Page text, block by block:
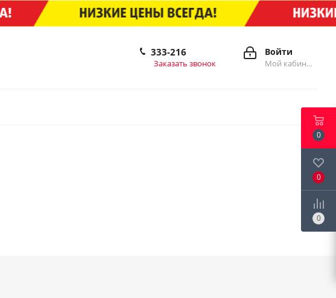
Войти
Мой кабинет
333-216
Заказать звонок
0
0
0